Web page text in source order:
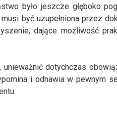
było jeszcze głęboko
być uzupełniona przez
dające możliwość
dotychczas
i odnawia w pewnym